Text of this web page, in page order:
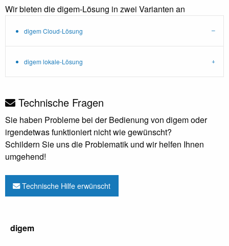
Wir bieten die digem-Lösung in zwei Varianten an
digem Cloud-Lösung
digem lokale-Lösung
Technische Fragen
Sie haben Probleme bei der Bedienung von digem oder
irgendetwas funktioniert nicht wie gewünscht?
Schildern Sie uns die Problematik und wir helfen Ihnen
umgehend!
Technische Hilfe erwünscht
digem